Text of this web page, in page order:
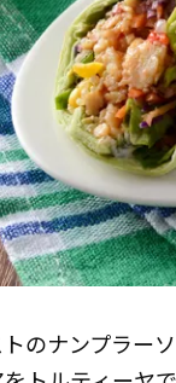
のナンプラー